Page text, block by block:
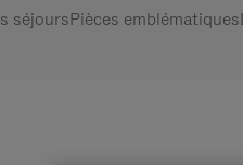
séjoursPièces emblématiques